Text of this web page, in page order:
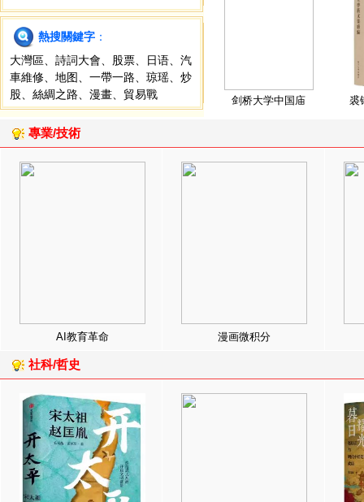
熱搜關鍵字 ：
大灣區
詩詞大會 股票 日语
汽
車維修
地图 一帶一路 琼瑶
炒
股
絲綢之路 漫畫 貿易戰 剑桥大学中国庙 裘
專業/技術
AI教育革命 漫画微积分
社科/哲史